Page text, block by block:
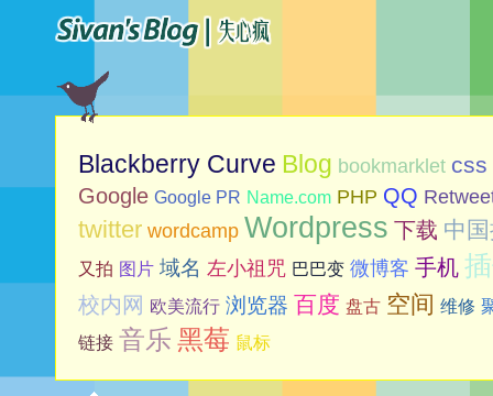
Blackberry Curve Blog bookmarklet css
Google Google PR Name.com PHP QQ
twitter wordcamp Wordpress 下载 中
又拍 图片 域名 左小祖咒 巴巴变 微博客 手机
校内网 欧美流行 浏览器 百度 盘古 空间 维修
链接 音乐 黑莓 鼠标